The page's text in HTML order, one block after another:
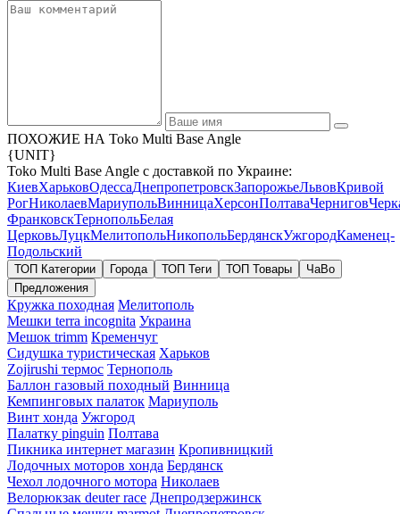
ПОХОЖИЕ НА Toko Multi Base Angle
{UNIT}
Toko Multi Base Angle с доставкой по Украине:
КиевХарьковОдессаДнепропетровскЗапорожьеЛьвовКривой
РогНиколаевМариупольВинницаХерсонПолтаваЧернигов
ФранковскТернопольБелая
ЦерковьЛуцкМелитопольНикопольБердянскУжгородКаменец-
Подольский
ТОП Категории Города ТОП Теги ТОП Товары
ЧаВо
Предложения
Кружка походная Мелитополь
Мешки terra incognita Украина
Мешок trimm Кременчуг
Сидушка туристическая Харьков
Zojirushi термос Тернополь
Баллон газовый походный Винница
Кемпинговых палаток Мариуполь
Винт хонда Ужгород
Палатку pinguin Полтава
Пикника интернет магазин Кропивницкий
Лодочных моторов хонда Бердянск
Чехол лодочного мотора Николаев
Велорюкзак deuter race Днепродзержинск